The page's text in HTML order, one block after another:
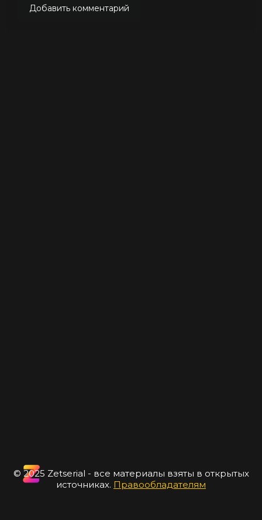
Добавить комментарий
© 2025 Zetserial - все материалы взяты в открытых
источниках. Правообладателям